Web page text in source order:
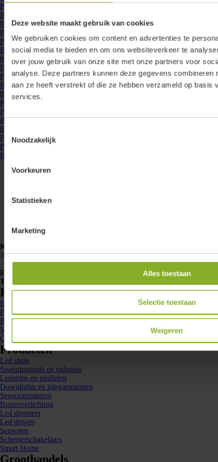
Deze website maakt gebruik van cookies
We gebruiken cookies om content en advertenties te
social media te bieden en om ons websiteverkeer te
over jouw gebruik van onze site met onze partners voor
analyse. Deze partners kunnen deze gegevens combineren
aan ze heeft verstrekt of die ze hebben verzameld op basis
services.
Toestemmingsselectie
Noodzakelijk
Voorkeuren
Statistieken
Marketing
Alles toestaan
Selectie toestaan
Weigeren
Profiel afdekking F klik 20m rol opaal ...
Bekijken
865254- P-CLY-INX
Profiel montage clip Y, inox
Profiel montage clip Y inox ...
Bekijken
865189- P20-OP-EK-ZW
Eindkap voor Profiel 20 opbouw, zwart (2 stuks)
Profiel 20 opbouw eindkap zwart ...
Bekijken
865198- P20-OP-H90-ZW
Profiel 20 opbouw hoek 90 graden, zwart
Profiel 20 opbouw hoek 90 graden, zwart ...
Bekijken
865276
Profiel 20 verbinder recht 180 graden, aluminium
Profiel 20 verbinder recht 180 graden aluminium ...
Bekijken
Klemko Techniek B.V.
3763 LB Soest
E-mailadres
Telefoonnummer
Kennis en inspiratie
Nieuws
Projecten
Brochures
Veelgestelde vragen
Contact
Producten
Led spots
Spanningsrails en railspots
Ledstrips en profielen
Downlights en inlegarmaturen
Sensorarmaturen
Buitenverlichting
Led dimmers
Led drivers
Sensoren
Schemerschakelaars
Smart Home
Groothandels